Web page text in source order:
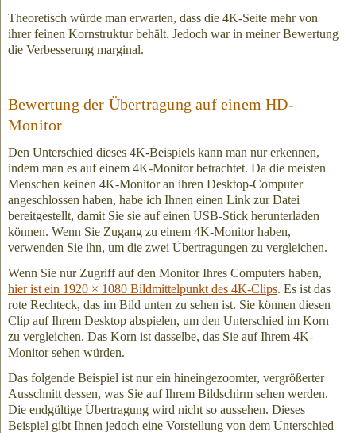
Theoretisch würde man erwarten, dass die 4K-Seite mehr von
ihrer feinen Kornstruktur behält. Jedoch war in meiner Bewertung
die Verbesserung marginal.
Bewertung der Übertragung auf einem HD-
Monitor
Den Unterschied dieses 4K-Beispiels kann man nur erkennen,
indem man es auf einem 4K-Monitor betrachtet. Da die meisten
Menschen keinen 4K-Monitor an ihren Desktop-Computer
angeschlossen haben, habe ich Ihnen einen Link zur Datei
bereitgestellt, damit Sie sie auf einen USB-Stick herunterladen
können. Wenn Sie Zugang zu einem 4K-Monitor haben,
verwenden Sie ihn, um die zwei Übertragungen zu vergleichen.
Wenn Sie nur Zugriff auf den Monitor Ihres Computers haben,
hier ist ein 1920 × 1080 Bildmittelpunkt des 4K-Clips. Es ist das
rote Rechteck, das im Bild unten zu sehen ist. Sie können diesen
Clip auf Ihrem Desktop abspielen, um den Unterschied im Korn
zu vergleichen. Das Korn ist dasselbe, das Sie auf Ihrem 4K-
Monitor sehen würden.
Das folgende Beispiel ist nur ein hineingezoomter, vergrößerter
Ausschnitt dessen, was Sie auf Ihrem Bildschirm sehen werden.
Die endgültige Übertragung wird nicht so aussehen. Dieses
Beispiel gibt Ihnen jedoch eine Vorstellung von dem Unterschied